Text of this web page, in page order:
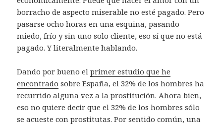
borracho de aspecto miserable no esté pagado. Pero
pasarse ocho horas en una esquina, pasando
miedo, frío y sin uno solo cliente, eso sí que no está
pagado. Y literalmente hablando.
Dando por bueno elprimer estudio que he
encontrado sobre España, el 32% de los hombres ha
recurrido alguna vez a la prostitución. Ahora bien,
eso no quiere decir que el 32% de los hombres sólo
se acueste con prostitutas. Por sentido común, una